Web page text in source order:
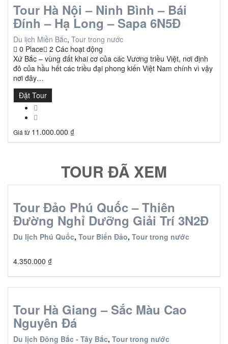
Tour Hà Nội – Ninh Bình – Bái
Đính – Hạ Long – Sapa 6N5Đ
Du lịch Miền Bắc, Tour trong nước
0 Place 2 Các hoạt động
Xứ Bắc – vùng đất khai cơ của các Vương triều Việt, nơi định
đô của hầu hết các triều đại phong kiến Việt Nam chính vì vậy
nơi đây…
Đặt Tour
Giá từ 11.000.000 ₫
TOUR ĐÃ XEM
Tour Đảo Phú Quốc – Thiên
Đường Nghỉ Dưỡng Giải Trí 3N2Đ
Du lịch Phú Quốc, Tour Biển Đảo, Tour trong nước
4.350.000 ₫
Tour Hà Giang – Sắc Màu Cao
Nguyên Đá
Du lịch Đông Bắc - Tây Bắc, Tour trong nước